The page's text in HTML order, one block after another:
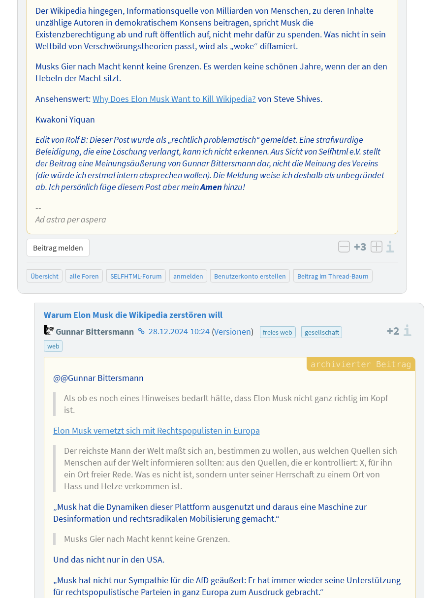
Der Wikipedia hingegen, Informationsquelle von Milliarden von Menschen, zu deren Inhalte
unzählige Autoren in demokratischem Konsens beitragen, spricht Musk die
Existenzberechtigung ab und ruft öffentlich auf, nicht mehr dafür zu spenden. Was nicht in sein
Weltbild von Verschwörungstheorien passt, wird als „woke“ diffamiert.
Musks Gier nach Macht kennt keine Grenzen. Es werden keine schönen Jahre, wenn der an den
Hebeln der Macht sitzt.
Ansehenswert:Why Does Elon Musk Want to Kill Wikipedia? von Steve Shives.
Kwakoni Yiquan
Edit von Rolf B: Dieser Post wurde als „rechtlich problematisch“ gemeldet. Eine strafwürdige
Beleidigung, die eine Löschung verlangt, kann ich nicht erkennen. Aus Sicht von Selfhtml e.V. stellt
der Beitrag eine Meinungsäußerung von Gunnar Bittersmann dar, nicht die Meinung des Vereins
(die würde ich erstmal intern absprechen wollen). Die Meldung weise ich deshalb als unbegründet
ab. Ich persönlich füge diesem Post aber meinAmenhinzu!
--
Ad astra per aspera
Beitrag melden negativ bewerten
+3 positiv
Übersicht alle Foren SELFHTML-Forum anmelden Benutzerkonto erstellen Beitrag im Thread-Baum
Warum Elon Musk die Wikipedia zerstören will
Gunnar Bittersmann Homepage
Autors
28.12.2024 10:24 (Versionen) freies web
gesellschaft
web
+2
@@Gunnar Bittersmann
Als ob es noch eines Hinweises bedarft hätte, dass Elon Musk nicht ganz richtig im Kopf
ist.
Elon Musk vernetzt sich mit Rechtspopulisten in Europa
Der reichste Mann der Welt maßt sich an, bestimmen zu wollen, aus welchen Quellen sich
Menschen auf der Welt informieren sollten: aus den Quellen, die er kontrolliert: X, für ihn
ein Ort freier Rede. Was es nicht ist, sondern unter seiner Herrschaft zu einem Ort von
Hass und Hetze verkommen ist.
„Musk hat die Dynamiken dieser Plattform ausgenutzt und daraus eine Maschine zur
Desinformation und rechtsradikalen Mobilisierung gemacht.“
Musks Gier nach Macht kennt keine Grenzen.
Und das nicht nur in den USA.
„Musk hat nicht nur Sympathie für die AfD geäußert: Er hat immer wieder seine Unterstützung
für rechtspopulistische Parteien in ganz Europa zum Ausdruck gebracht.“